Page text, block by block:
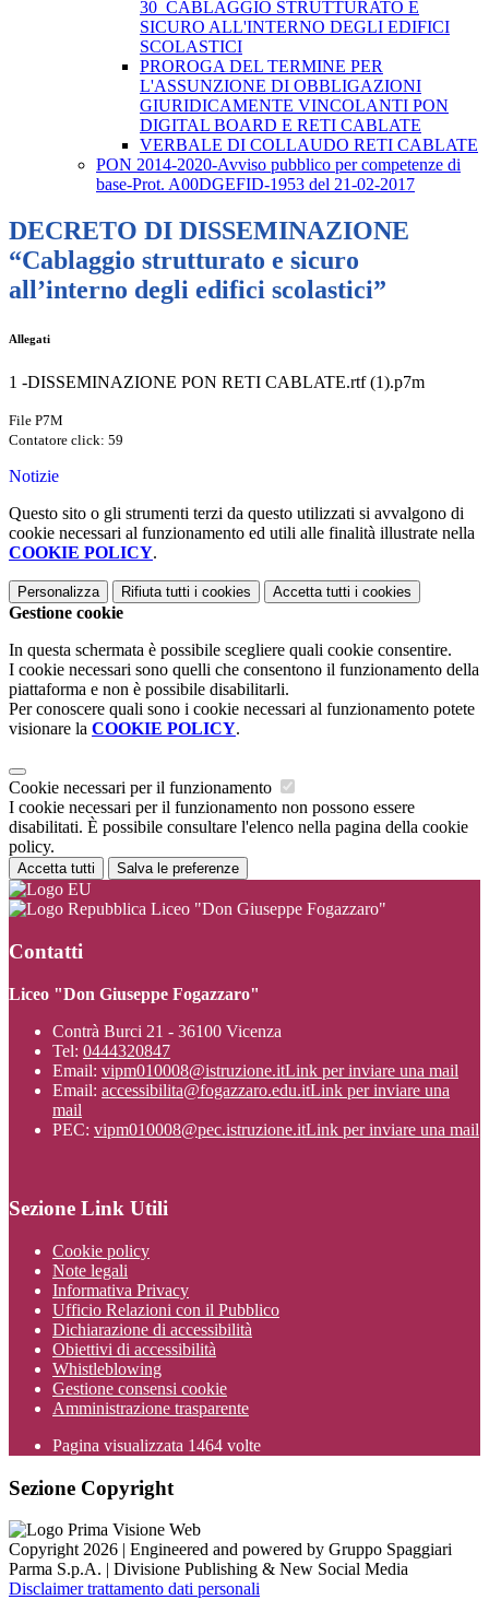
30_CABLAGGIO STRUTTURATO E
SICURO ALL'INTERNO DEGLI EDIFICI
SCOLASTICI
PROROGA DEL TERMINE PER
L'ASSUNZIONE DI OBBLIGAZIONI
GIURIDICAMENTE VINCOLANTI PON
DIGITAL BOARD E RETI CABLATE
VERBALE DI COLLAUDO RETI CABLATE
PON 2014-2020-Avviso pubblico per competenze di
base-Prot. A00DGEFID-1953 del 21-02-2017
DECRETO DI DISSEMINAZIONE
“Cablaggio strutturato e sicuro
all’interno degli edifici scolastici”
Allegati
1 -DISSEMINAZIONE PON RETI CABLATE.rtf (1).p7m
File P7M
Contatore click: 59
Notizie
Questo sito o gli strumenti terzi da questo utilizzati si avvalgono di
cookie necessari al funzionamento ed utili alle finalità illustrate nella
COOKIE POLICY.
Personalizza Rifiuta tutti i cookies Accetta tutti i cookies
Gestione cookie
In questa schermata è possibile scegliere quali cookie consentire.
I cookie necessari sono quelli che consentono il funzionamento della
piattaforma e non è possibile disabilitarli.
Per conoscere quali sono i cookie necessari al funzionamento potete
visionare la COOKIE POLICY.
Cookie necessari per il funzionamento
I cookie necessari per il funzionamento non possono essere
disabilitati. È possibile consultare l'elenco nella pagina della cookie
policy.
Accetta tutti Salva le preferenze
Liceo "Don Giuseppe Fogazzaro"
Contatti
Liceo "Don Giuseppe Fogazzaro"
Contrà Burci 21 - 36100 Vicenza
Tel: 0444320847
Email: vipm010008@istruzione.itLink per inviare una mail
Email: accessibilita@fogazzaro.edu.itLink per inviare una
mail
PEC: vipm010008@pec.istruzione.itLink per inviare una mail
Sezione Link Utili
Cookie policy
Note legali
Informativa Privacy
Ufficio Relazioni con il Pubblico
Dichiarazione di accessibilità
Obiettivi di accessibilità
Whistleblowing
Gestione consensi cookie
Amministrazione trasparente
Pagina visualizzata 1464 volte
Sezione Copyright
Copyright 2026 | Engineered and powered by Gruppo Spaggiari
Parma S.p.A. | Divisione Publishing & New Social Media
Disclaimer trattamento dati personali